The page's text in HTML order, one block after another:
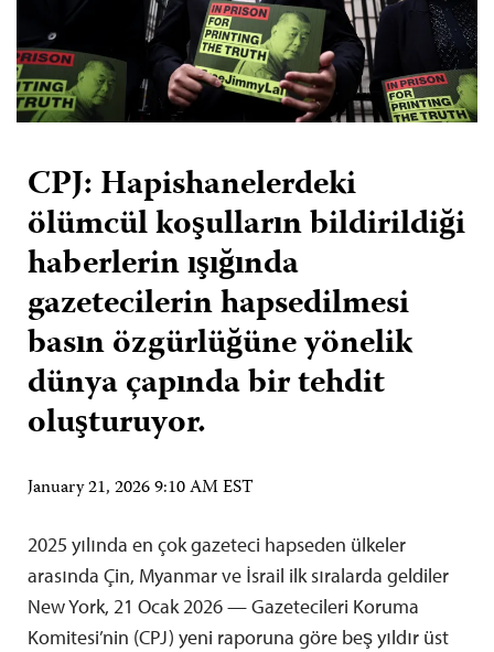
CPJ: Hapishanelerdeki
ölümcül koşulların bildirildiği
haberlerin ışığında
gazetecilerin hapsedilmesi
basın özgürlüğüne yönelik
dünya çapında bir tehdit
oluşturuyor.
January 21, 2026 9:10 AM EST
2025 yılında en çok gazeteci hapseden ülkeler
arasında Çin, Myanmar ve İsrail ilk sıralarda geldiler
New York, 21 Ocak 2026 — Gazetecileri Koruma
Komitesi’nin (CPJ) yeni raporuna göre beş yıldır üst